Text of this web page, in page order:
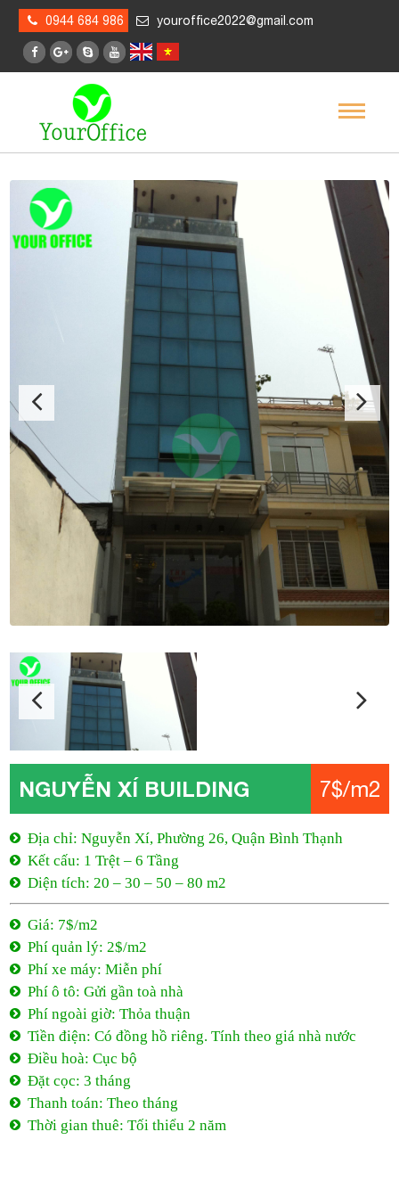
0944 684 986 youroffice2022@gmail.com
NGUYỄN XÍ BUILDING 7$/m2
Địa chỉ: Nguyễn Xí, Phường 26, Quận Bình Thạnh
Kết cấu: 1 Trệt – 6 Tầng
Diện tích: 20 – 30 – 50 – 80 m2
Giá: 7$/m2
Phí quản lý: 2$/m2
Phí xe máy: Miễn phí
Phí ô tô: Gửi gần toà nhà
Phí ngoài giờ: Thỏa thuận
Tiền điện: Có đồng hồ riêng. Tính theo giá nhà nước
Điều hoà: Cục bộ
Đặt cọc: 3 tháng
Thanh toán: Theo tháng
Thời gian thuê: Tối thiểu 2 năm